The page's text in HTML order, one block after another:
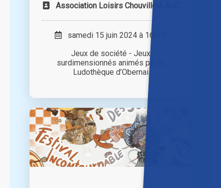
Association Loisirs Chouvillois ALC
samedi 15 juin 2024 à 16h00
Jeux de société - Jeux
surdimensionnés animés par la
Ludothèque d’Obernai